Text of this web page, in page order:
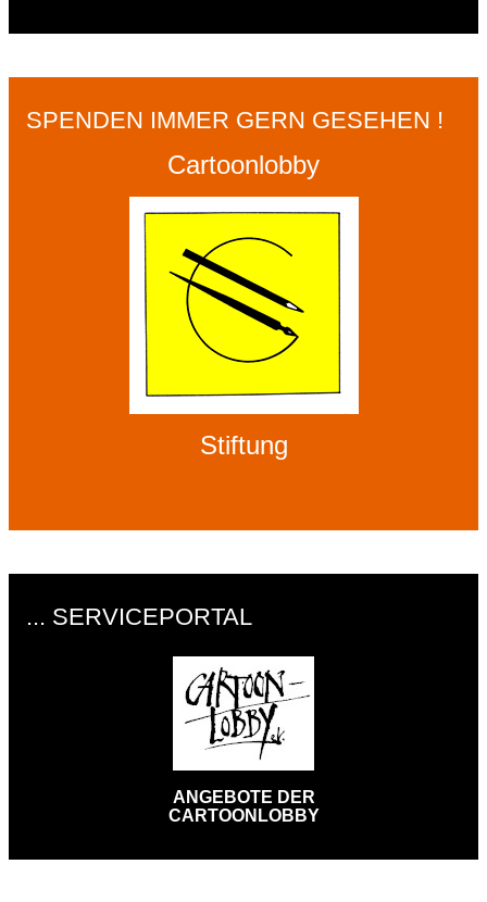
SPENDEN IMMER GERN GESEHEN !
Cartoonlobby
Stiftung
... SERVICEPORTAL
ANGEBOTE DER
CARTOONLOBBY